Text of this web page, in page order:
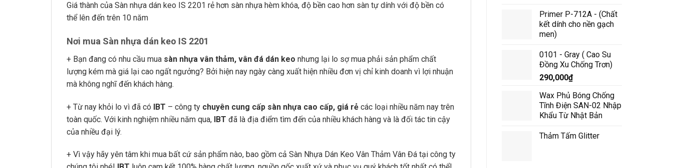
Primer P-712A - (Chất
kết dính cho nền gạch
men)
0101 - Gray ( Cao Su
Đồng Xu Chống Trơn)
290,000₫
Wax Phủ Bóng Chống
Tĩnh Điện SAN-02 Nhập
Khẩu Từ Nhật Bản
Thảm Tấm Glitter
Giá thành của Sàn nhựa dán keo IS 2201 rẻ hơn sàn nhựa hèm khóa, độ bền cao hơn sàn tự dính với độ bền có
thể lên đến trên 10 năm
Nơi mua Sàn nhựa dán keo IS 2201
+ Bạn đang có nhu cầu mua sàn nhựa vân thảm, vân đá dán keo nhưng lại lo sợ mua phải sản phẩm chất
lượng kém mà giá lại cao ngất ngưởng? Bởi hiện nay ngày càng xuất hiện nhiều đơn vị chỉ kinh doanh vì lợi nhuận
mà không nghĩ đến khách hàng.
+ Từ nay khỏi lo vì đã có IBT – công ty chuyên cung cấp sàn nhựa cao cấp, giá rẻ các loại nhiều năm nay trên
toàn quốc. Với kinh nghiệm nhiều năm qua, IBT đã là địa điểm tìm đến của nhiều khách hàng và là đối tác tin cậy
của nhiều đại lý.
+ Vì vậy hãy yên tâm khi mua bất cứ sản phẩm nào, bao gồm cả Sàn Nhựa Dán Keo Vân Thảm Vân Đá tại công ty